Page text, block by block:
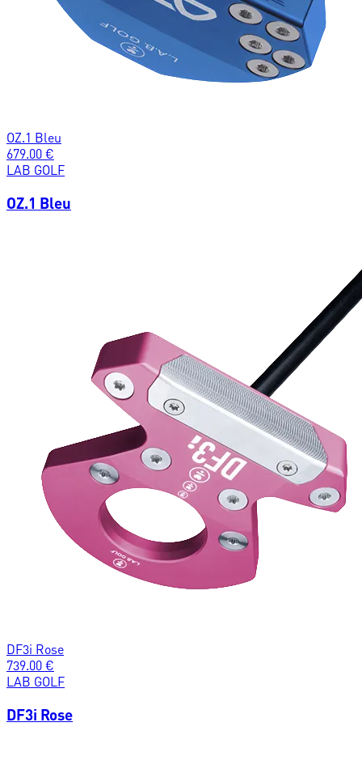
OZ.1 Bleu
679.00 €
LAB GOLF
OZ.1 Bleu
DF3i Rose
739.00 €
LAB GOLF
DF3i Rose